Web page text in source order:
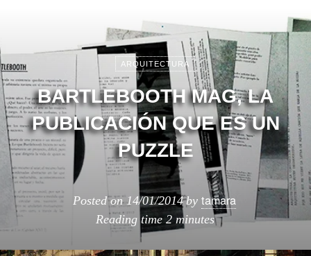
ARQUITECTURA
BARTLEBOOTH MAG, LA
PUBLICACIÓN QUE ES UN
PUZZLE
Posted on14/01/2014 by tamara
Reading time 2 minutes